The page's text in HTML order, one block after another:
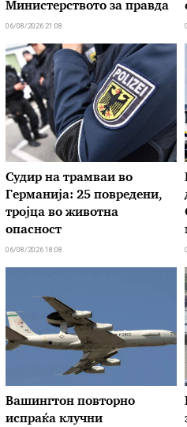
Министерството за правда
06/08/2026 21:08
Судир на трамваи во
Германија: 25 повредени,
тројца во животна
опасност
06/08/2026 18:08
Вашингтон повторно
испраќа клучни